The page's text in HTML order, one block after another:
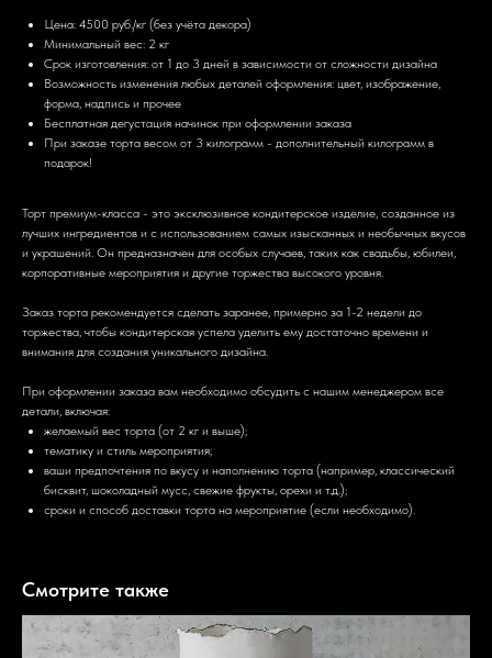
Цена: 4500 руб./кг (без учёта декора)
Минимальный вес: 2 кг
Срок изготовления: от 1 до 3 дней в зависимости от сложности дизайна
Возможность изменения любых деталей оформления: цвет, изображение,
форма, надпись и прочее
Бесплатная дегустация начинок при оформлении заказа
При заказе торта весом от 3 килограмм - дополнительный килограмм в
подарок!
Торт премиум-класса - это эксклюзивное кондитерское изделие, созданное из
лучших ингредиентов и с использованием самых изысканных и необычных вкусов
и украшений. Он предназначен для особых случаев, таких как свадьбы, юбилеи,
корпоративные мероприятия и другие торжества высокого уровня.
Заказ торта рекомендуется сделать заранее, примерно за 1-2 недели до
торжества, чтобы кондитерская успела уделить ему достаточно времени и
внимания для создания уникального дизайна.
При оформлении заказа вам необходимо обсудить с нашим менеджером все
детали, включая:
желаемый вес торта (от 2 кг и выше);
тематику и стиль мероприятия;
ваши предпочтения по вкусу и наполнению торта (например, классический
бисквит, шоколадный мусс, свежие фрукты, орехи и т.д.);
сроки и способ доставки торта на мероприятие (если необходимо).
Смотрите также